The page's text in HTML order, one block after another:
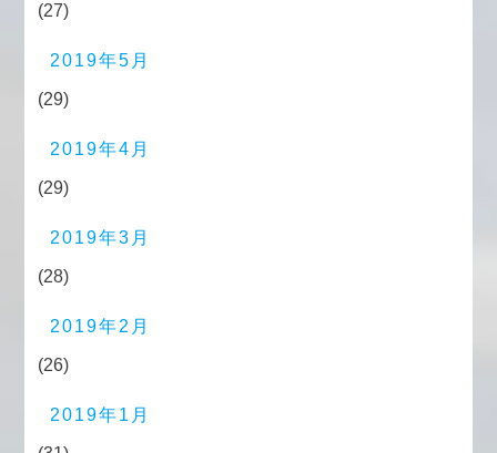
(27)
2019年5月
(29)
2019年4月
(29)
2019年3月
(28)
2019年2月
(26)
2019年1月